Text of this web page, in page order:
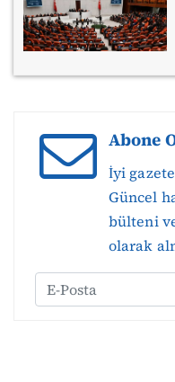
Abone
İyi
Güncel
bülteni
olarak